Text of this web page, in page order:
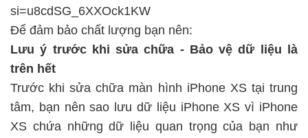
si=u8cdSG_6XXOck1KW
Để đảm bảo chất lượng bạn nên:
Lưu ý trước khi sửa chữa - Bảo vệ dữ liệu là
trên hết
Trước khi sửa chữa màn hình iPhone XS tại trung
tâm, bạn nên sao lưu dữ liệu iPhone XS vì iPhone
XS chứa những dữ liệu quan trọng của bạn như